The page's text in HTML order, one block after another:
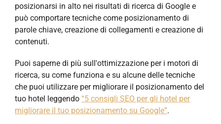
posizionarsi in alto nei risultati di ricerca di Google e
può comportare tecniche come posizionamento di
parole chiave, creazione di collegamenti e creazione di
contenuti.
Puoi saperne di più sull'ottimizzazione per i motori di
ricerca, su come funziona e su alcune delle tecniche
che puoi utilizzare per migliorare il posizionamento del
tuo hotel leggendo “5 consigli SEO per gli hotel per
migliorare il tuo posizionamento su Google”.